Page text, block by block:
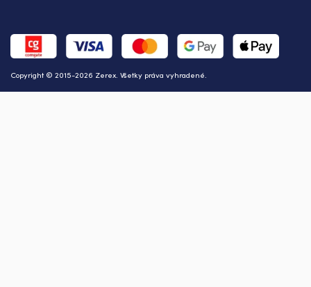
Copyright © 2015-2026 Zerex. Všetky práva vyhradené.